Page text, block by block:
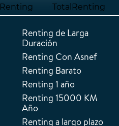
Renting de Larga
Duración
Renting Con Asnef
Renting Barato
Renting 1 año
Renting 15000 KM
Año
Renting a largo plazo